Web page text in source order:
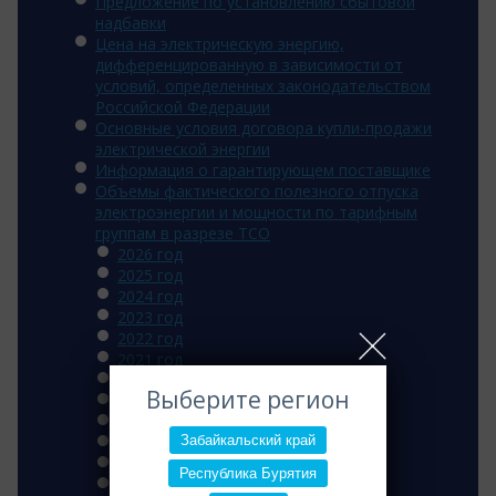
Выберите регион
Забайкальский край
Республика Бурятия
надбавки
Цена на электрическую энергию,
дифференцированную в зависимости от
условий, определенных законодательством
Российской Федерации
Основные условия договора купли-продажи
электрической энергии
Информация о гарантирующем поставщике
Объемы фактического полезного отпуска
электроэнергии и мощности по тарифным
группам в разрезе ТСО
2026 год
2025 год
2024 год
2023 год
2022 год
2021 год
2019 год
2018 год
2017 год
2016 год
2015 год